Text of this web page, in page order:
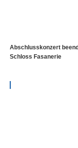
Abschlusskonzert
Schloss Fasanerie